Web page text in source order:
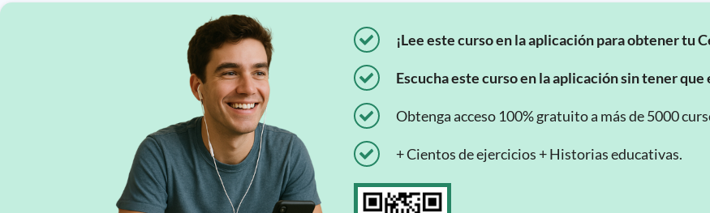
¡Lee este curso en la aplicación para obtener tu
Escucha este curso en la aplicación sin tener
Obtenga acceso 100% gratuito a más de 5000
+ Cientos de ejercicios + Historias educativas.